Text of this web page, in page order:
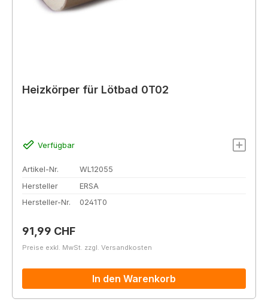
Heizkörper für Lötbad 0T02
Verfügbar
Artikel-Nr.
WL12055
Hersteller
ERSA
Hersteller-Nr.
0241T0
Regulärer Preis:
91,99 CHF
Preise exkl. MwSt. zzgl. Versandkosten
In den Warenkorb